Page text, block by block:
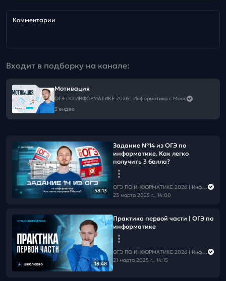
Комментарии
Входит в подборку на канале:
Мотивация
ОГЭ ПО ИНФОРМАТИКЕ 2026 | Информатика с Мане
5 видео
58:13
Задание №14 из ОГЭ по
информатике. Как легко
получить 3 балла?
ОГЭ ПО ИНФОРМАТИКЕ 2026 | Информатика с Мане
23 марта 2025 г., 14:00
18:48
Практика первой части | ОГЭ по
информатике
ОГЭ ПО ИНФОРМАТИКЕ 2026 | Информатика с Мане
21 марта 2025 г., 14:15